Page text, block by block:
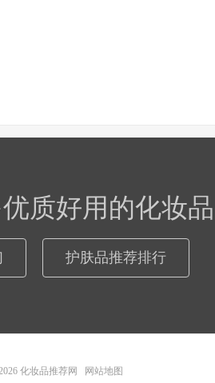
质好用的化妆品
护肤品推荐排行
化妆品推荐网 网站地图